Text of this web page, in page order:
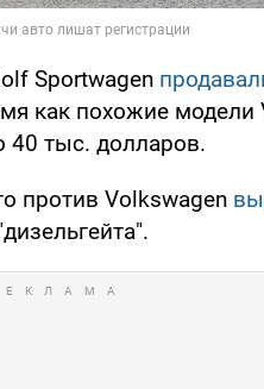
Sportwagen
как похожие модели
40 тыс. долларов.
против Volkswagen